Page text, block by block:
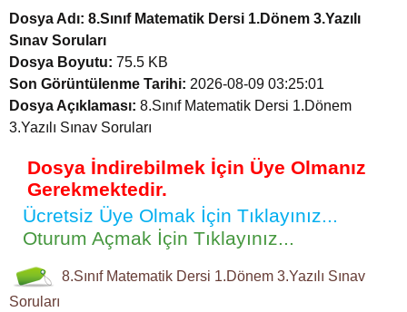
Dosya Adı: 8.Sınıf Matematik Dersi 1.Dönem 3.Yazılı
Sınav Soruları
Dosya Boyutu: 75.5 KB
Son Görüntülenme Tarihi: 2026-08-09 03:25:01
Dosya Açıklaması: 8.Sınıf Matematik Dersi 1.Dönem
3.Yazılı Sınav Soruları
Dosya İndirebilmek İçin Üye Olmanız
Gerekmektedir.
Ücretsiz Üye Olmak İçin Tıklayınız...
Oturum Açmak İçin Tıklayınız...
8.Sınıf Matematik Dersi 1.Dönem 3.Yazılı Sınav
Soruları